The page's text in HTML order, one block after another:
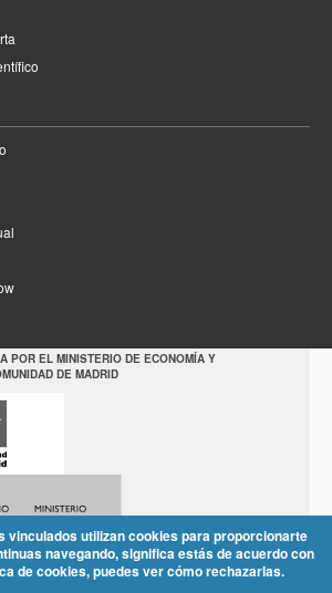
POR EL MINISTERIO DE ECONOMÍA Y
DE MADRID
vinculados utilizan cookies para proporcionarte
navegando, significa estás de acuerdo con
de cookies, puedes ver cómo rechazarlas.